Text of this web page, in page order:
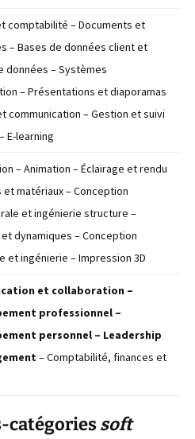
comptabilité – Documents et
– Bases de données client et
données – Systèmes
– Présentations et diaporamas
communication – Gestion et suivi
E-learning
– Animation – Éclairage et rendu
et matériaux – Conception
et ingénierie structure –
dynamiques – Conception
et ingénierie – Impression 3D
et collaboration –
professionnel –
personnel – Leadership
– Comptabilité, finances et
catégories soft